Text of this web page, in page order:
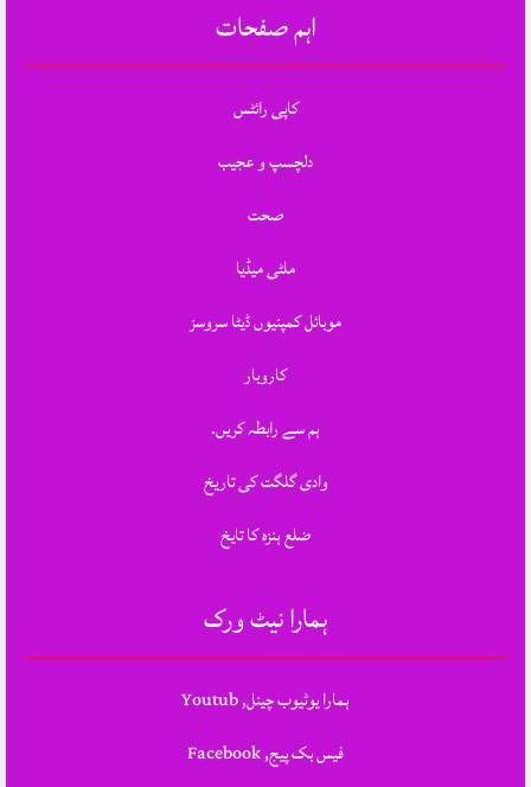
اہم صفحات
کاپی رائٹس
دلچسپ و عجیب
صحت
ملٹی میڈیا
موبائل کمپنیوں ڈیٹا سروسز
کاروبار
ہم سے رابطہ کریں.
وادی گلگت کی تاریخ
ضلع ہنزہ کا تایخ
ہمارا نیٹ ورک
ہمارا یوٹیوب چینل, Youtub
فیس بک پیج, Facebook